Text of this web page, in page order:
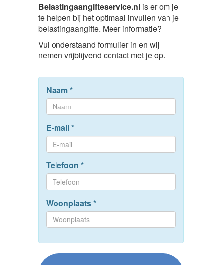
Belastingaangifteservice.nlis er om je
te helpen bij het optimaal invullen van je
belastingaangifte. Meer informatie?
Vul onderstaand formulier in en wij
nemen vrijblijvend contact met je op.
Naam*
E-mail*
Telefoon *
Woonplaats*